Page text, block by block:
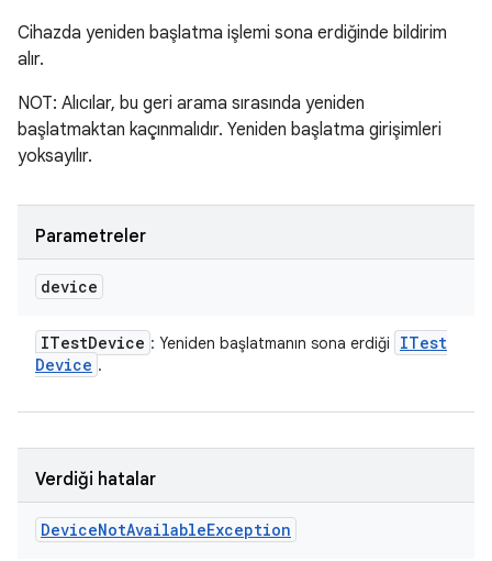
Cihazda yeniden başlatma işlemi sona erdiğinde bildirim
alır.
NOT: Alıcılar, bu geri arama sırasında yeniden
başlatmaktan kaçınmalıdır. Yeniden başlatma girişimleri
yoksayılır.
Parametreler
device
ITestDevice : Yeniden başlatmanın sona erdiği
ITest
Device .
Verdiği hatalar
DeviceNotAvailableException